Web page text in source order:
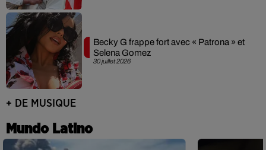
30 juillet 2026
Becky G frappe fort avec « Patrona » et
Selena Gomez
+ DE MUSIQUE
Mundo Latino